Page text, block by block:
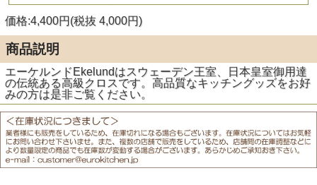
価格:4,400円(税抜 4,000円)
商品説明
エーケルンドEkelundはスウェーデン王室、日本皇室御用達
の伝統ある高級クロスです。高品質なキッチングッズをお好
みの方は是非ご覧ください。